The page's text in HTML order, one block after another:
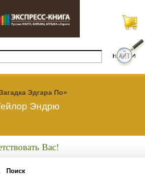
Эдгара По»
Эндрю
Вас!
Поиск